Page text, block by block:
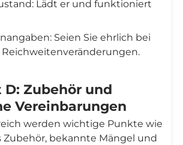
Lädt er und funktioniert
Seien Sie ehrlich bei
Zubehör und
Vereinbarungen
werden wichtige Punkte wie
bekannte Mängel und